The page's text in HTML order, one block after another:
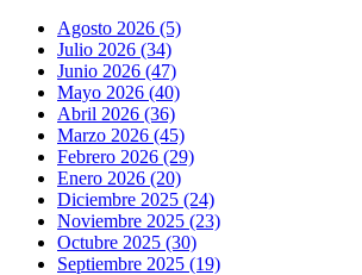
Agosto 2026 (5)
Julio 2026 (34)
Junio 2026 (47)
Mayo 2026 (40)
Abril 2026 (36)
Marzo 2026 (45)
Febrero 2026 (29)
Enero 2026 (20)
Diciembre 2025 (24)
Noviembre 2025 (23)
Octubre 2025 (30)
Septiembre 2025 (19)